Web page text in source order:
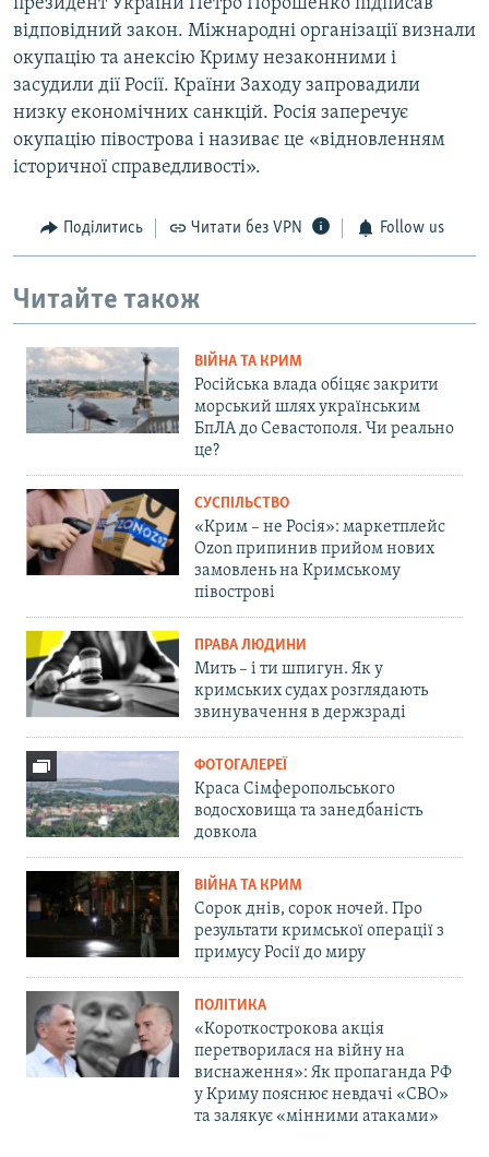
президент України Петро Порошенко підписав
відповідний закон. Міжнародні організації визнали
окупацію та анексію Криму незаконними і
засудили дії Росії. Країни Заходу запровадили
низку економічних санкцій. Росія заперечує
окупацію півострова і називає це «відновленням
історичної справедливості».
Поділитись Читати без VPN Follow us
Читайте також
ВІЙНА ТА КРИМ
Російська влада обіцяє закрити
морський шлях українським
БпЛА до Севастополя. Чи реально
це?
СУСПІЛЬСТВО
«Крим – не Росія»: маркетплейс
Ozon припинив прийом нових
замовлень на Кримському
півострові
ПРАВА ЛЮДИНИ
Мить – і ти шпигун. Як у
кримських судах розглядають
звинувачення в держзраді
ФОТОГАЛЕРЕЇ
Краса Сімферопольського
водосховища та занедбаність
довкола
ВІЙНА ТА КРИМ
Сорок днів, сорок ночей. Про
результати кримської операції з
примусу Росії до миру
ПОЛІТИКА
«Короткострокова акція
перетворилася на війну на
виснаження»: Як пропаганда РФ
у Криму пояснює невдачі «СВО»
та залякує «мінними атаками»